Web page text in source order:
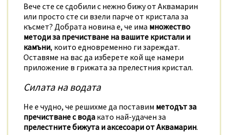
Вече сте се сдобили с нежно бижу от Аквамарин
или просто сте си взели парче от кристала за
късмет? Добрата новина е, че има множество
методи за пречистване на вашите кристали и
камъни, които едновременно ги зареждат.
Оставяме на вас да изберете кой ще намери
приложение в грижата за прелестния кристал.
Силата на водата
Не е чудно, че решихме да поставим методът за
пречистване с вода като най-удачен за
прелестните бижута и аксесоари от Аквамарин.